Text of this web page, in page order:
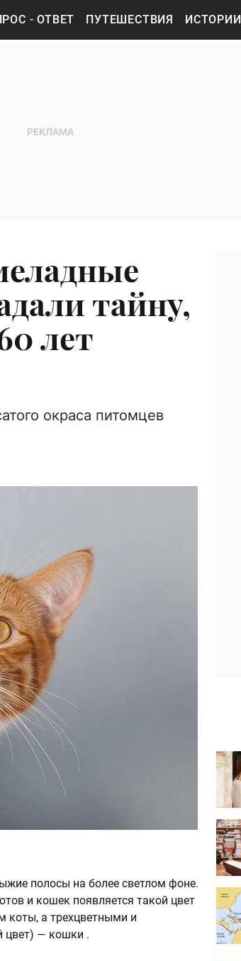
- ОТВЕТ ПУТЕШЕСТВИЯ ИСТОРИИ
тайну,
лет
окраса питомцев
полосы на более светлом фоне.
и кошек появляется такой цвет
коты, а трехцветными и
цвет) — кошки .